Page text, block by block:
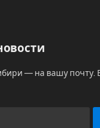
— на вашу почту.